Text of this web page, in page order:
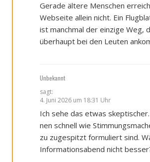
Gera­de älte­re Men­schen
Web­sei­te allein nicht. Ein
ist manch­mal der ein­zi­ge Weg,
über­haupt bei den Leu­ten
Unbekannt
sagt:
4. Juni 2026 um 18:31 Uhr
Ich sehe das etwas
nen schnell wie
zu zuge­spitzt for­mu­liert sind.
Infor­ma­ti­ons­abend nicht